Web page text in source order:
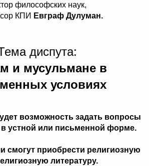
философских наук,
КПИ Евграф Дулуман.
диспута:
и мусульмане в
условиях
возможность задать вопросы
в устной или письменной форме.
смогут приобрести религиозную
литературу.